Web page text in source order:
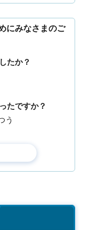
にみなさまのご
たか？
たですか？
う